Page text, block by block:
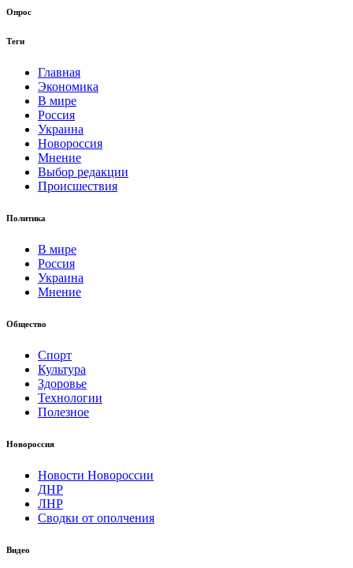
Опрос
Теги
Главная
Экономика
В мире
Россия
Украина
Новороссия
Мнение
Выбор редакции
Происшествия
Политика
В мире
Россия
Украина
Мнение
Общество
Спорт
Культура
Здоровье
Технологии
Полезное
Новороссия
Новости Новороссии
ДНР
ЛНР
Сводки от ополчения
Видео